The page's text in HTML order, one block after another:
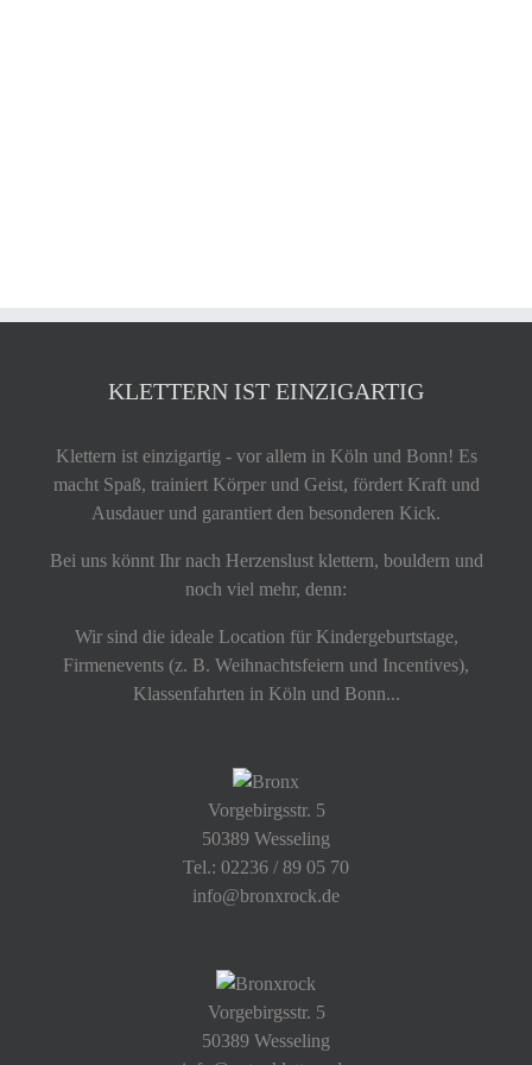
KLETTERN IST EINZIGARTIG
Klettern ist einzigartig - vor allem in Köln und Bonn! Es
macht Spaß, trainiert Körper und Geist, fördert Kraft und
Ausdauer und garantiert den besonderen Kick.
Bei uns könnt Ihr nach Herzenslust klettern, bouldern und
noch viel mehr, denn:
Wir sind die ideale Location für Kindergeburtstage,
Firmenevents (z. B. Weihnachtsfeiern und Incentives),
Klassenfahrten in Köln und Bonn...
Vorgebirgsstr. 5
50389 Wesseling
Tel.: 02236 / 89 05 70
info@bronxrock.de
Vorgebirgsstr. 5
50389 Wesseling